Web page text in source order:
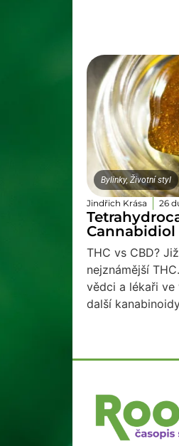
Bylinky,Životní styl
Jindřich Krása 26
Cannabidiol
THC vs CBD?
nejznámější
vědci a lékaři ve
další